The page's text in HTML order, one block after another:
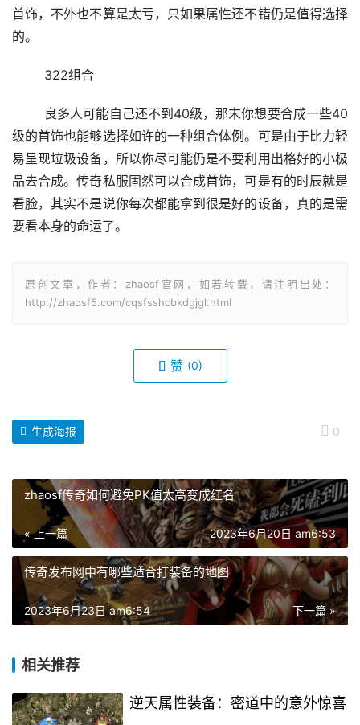
首饰，不外也不算是太亏，只如果属性还不错仍是值得选择
的。
	322组合
级的首饰也能够选择如许的一种组合体例。可是由于比力轻
易呈现垃圾设备，所以你尽可能仍是不要利用出格好的小极
品去合成。传奇私服固然可以合成首饰，可是有的时辰就是
看脸，其实不是说你每次都能拿到很是好的设备，真的是需
要看本身的命运了。
原创文章，作者：zhaosf官网，如若转载，请注明出处：
http://zhaosf5.com/cqsfsshcbkdgjgl.html
赞 (0)
0
生成海报
zhaosf传奇如何避免PK值太高变成红名
« 上一篇 2023年6月20日 am6:53
传奇发布网中有哪些适合打装备的地图
下一篇 »
2023年6月23日 am6:54
相关推荐
逆天属性装备：密道中的意外惊喜